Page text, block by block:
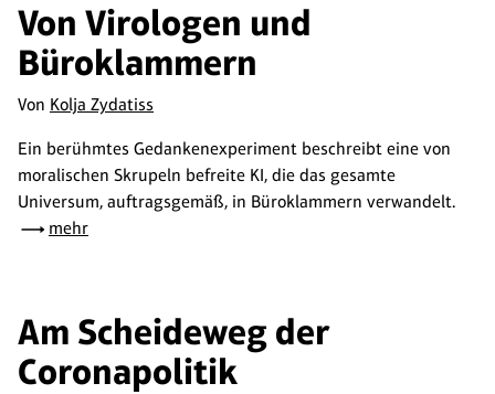
Von Virologen und
Büroklammern
Von Kolja Zydatiss
Ein berühmtes Gedankenexperiment beschreibt eine von
moralischen Skrupeln befreite KI, die das gesamte
Universum, auftragsgemäß, in Büroklammern verwandelt.
mehr
Am Scheideweg der
Coronapolitik